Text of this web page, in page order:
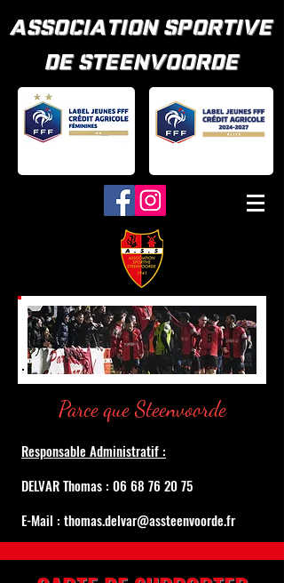
ASSOCIATION SPORTIVE
DE STEENVOORDE
Parce que Steenvoorde
Responsable Administratif :
DELVAR Thomas : 06 68 76 20 75
E-Mail : thomas.delvar@assteenvoorde.fr